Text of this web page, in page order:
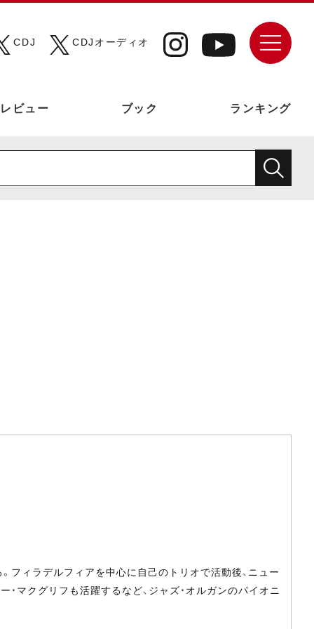
CDJ
CDJオーディオ
レビュー ブック ランキング
フィラデルフィアを中心に自己のトリオで活動後、ニュー
マクグリフも活躍するなど、ジャズ・オルガンのパイオニ